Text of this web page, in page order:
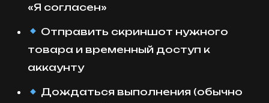
«Я согласен»
Отправить скриншот нужного
товара и временный доступ к
аккаунту
Дождаться выполнения (обычно